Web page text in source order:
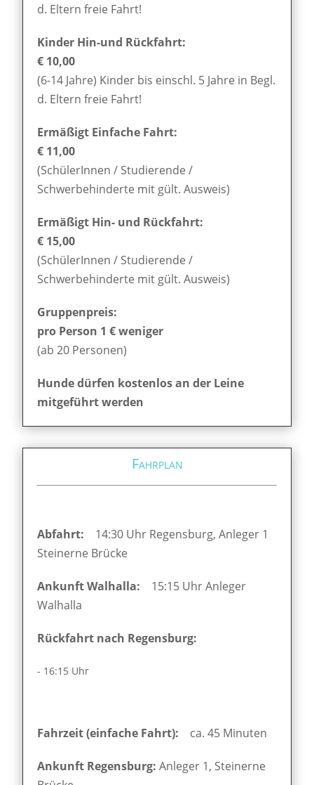
d. Eltern freie Fahrt!
Kinder Hin-und Rückfahrt:
€ 10,00
(6-14 Jahre) Kinder bis einschl. 5 Jahre in Begl.
d. Eltern freie Fahrt!
Ermäßigt Einfache Fahrt:
€ 11,00
(SchülerInnen / Studierende /
Schwerbehinderte mit gült. Ausweis)
Ermäßigt Hin- und Rückfahrt:
€ 15,00
(SchülerInnen / Studierende /
Schwerbehinderte mit gült. Ausweis)
Gruppenpreis:
pro Person 1 € weniger
(ab 20 Personen)
Hunde dürfen kostenlos an der Leine
mitgeführt werden
Fahrplan
Abfahrt: 14:30 Uhr Regensburg, Anleger 1
Steinerne Brücke
Ankunft Walhalla: 15:15 Uhr Anleger
Walhalla
Rückfahrt nach Regensburg:
- 16:15 Uhr
Fahrzeit (einfache Fahrt): ca. 45 Minuten
Ankunft Regensburg: Anleger 1, Steinerne